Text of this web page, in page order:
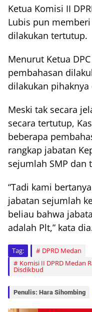
Ketua Komisi II
Lubis pun
dilakukan tertutup.
Menurut Ketua
pembahasan
dilakukan
Meski tak secara
secara tertutup,
beberapa
rangkap jabatan
sejumlah SMP dan
“Tadi kami
jabatan sejumlah
beliau bahwa
adalah Plt,” kata
Tag:
DPRD Medan
Komisi II DPRD Medan
Disdikbud
Penulis: Hara Sihombing